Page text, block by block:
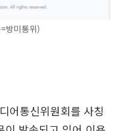
방미통위)
어통신위원회를 사칭